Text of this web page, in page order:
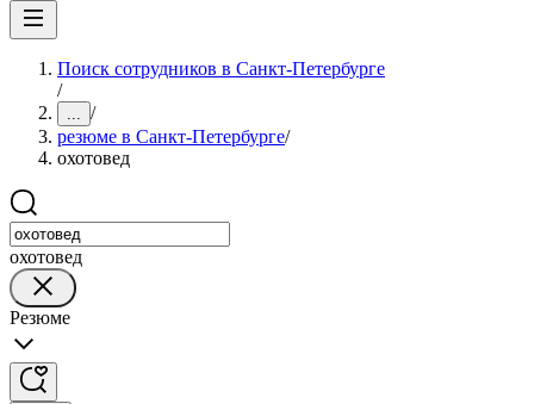
Поиск сотрудников в Санкт-Петербурге
/
... /
резюме в Санкт-Петербурге/
охотовед
охотовед
Резюме